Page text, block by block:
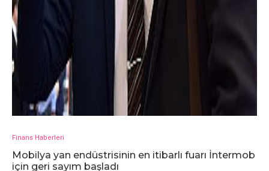
Finans Haberleri
Mobilya yan endüstrisinin en itibarlı fuarı İntermob
için geri sayım başladı